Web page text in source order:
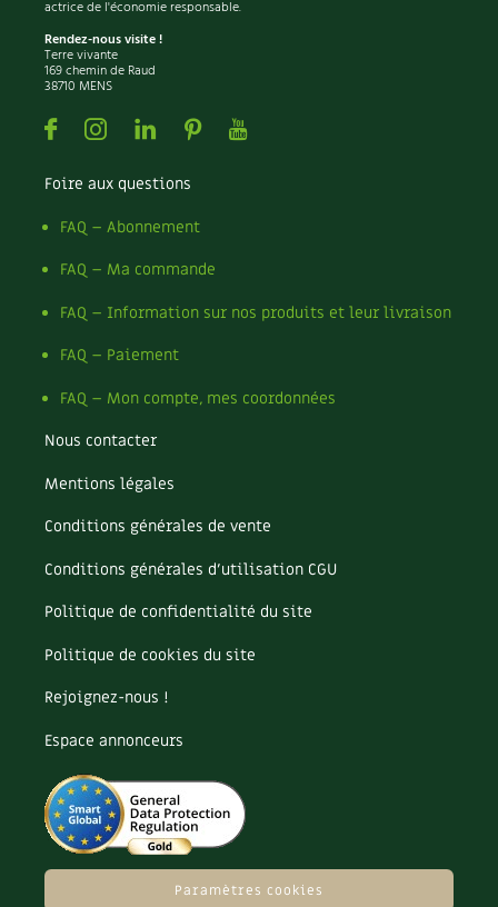
actrice de l'économie responsable.
Rendez-nous visite !
Terre vivante
169 chemin de Raud
38710 MENS
FacebookInstagramLinkedin
PinterestYoutube
Foire aux questions
FAQ – Abonnement
FAQ – Ma commande
FAQ – Information sur nos produits et leur livraison
FAQ – Paiement
FAQ – Mon compte, mes coordonnées
Nous contacter
Mentions légales
Conditions générales de vente
Conditions générales d’utilisation CGU
Politique de confidentialité du site
Politique de cookies du site
Rejoignez-nous !
Espace annonceurs
Paramètres cookies